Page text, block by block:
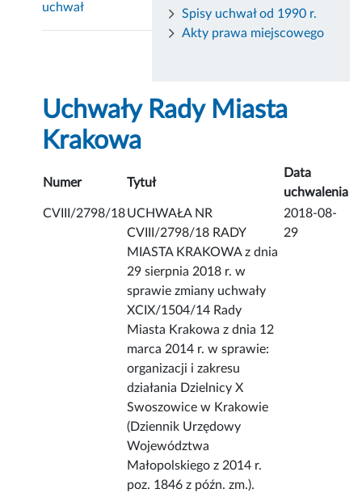
Spisy uchwał od 1990 r.
Akty prawa miejscowego
uchwał
Uchwały Rady Miasta
Krakowa
Numer Tytuł
Data
uchwalenia
CVIII/2798/18UCHWAŁA NR
CVIII/2798/18 RADY
MIASTA KRAKOWA z dnia
29 sierpnia 2018 r. w
sprawie zmiany uchwały
XCIX/1504/14 Rady
Miasta Krakowa z dnia 12
marca 2014 r. w sprawie:
organizacji i zakresu
działania Dzielnicy X
Swoszowice w Krakowie
(Dziennik Urzędowy
Województwa
Małopolskiego z 2014 r.
poz. 1846 z późn. zm.).
2018-08-
29